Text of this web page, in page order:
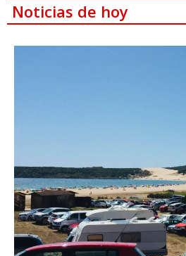
Noticias de hoy